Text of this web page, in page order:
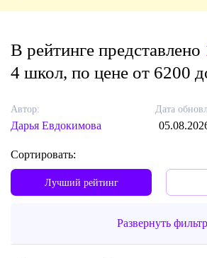
В рейтинге представлено
4 школ, по цене от 6200
Сортировать:
Лучший рейтинг
Дата
Автор:
Дарья Евдокимова
Развернуть фильтр